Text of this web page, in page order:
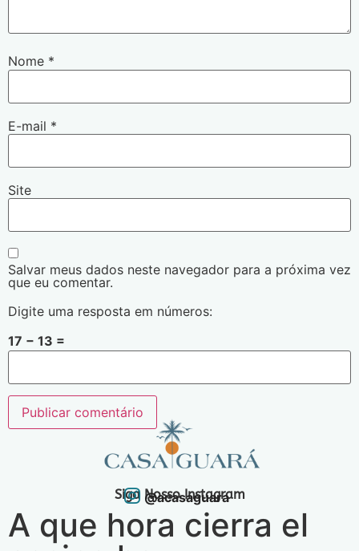
Nome *
E-mail *
Site
Salvar meus dados neste navegador para a próxima vez
que eu comentar.
Digite uma resposta em números:
17 − 13 =
Siga Nosso Instagram
@acasaguara
A que hora cierra el